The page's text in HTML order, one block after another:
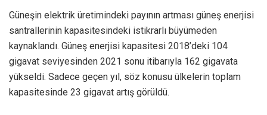
Güneşin elektrik üretimindeki payının artması güneş enerjisi
santrallerinin kapasitesindeki istikrarlı büyümeden
kaynaklandı. Güneş enerjisi kapasitesi 2018’deki 104
gigavat seviyesinden 2021 sonu itibarıyla 162 gigavata
yükseldi. Sadece geçen yıl, söz konusu ülkelerin toplam
kapasitesinde 23 gigavat artış görüldü.